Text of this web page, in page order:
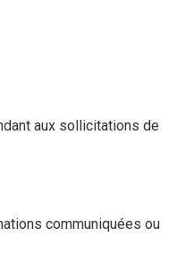
aux sollicitations de
communiquées ou